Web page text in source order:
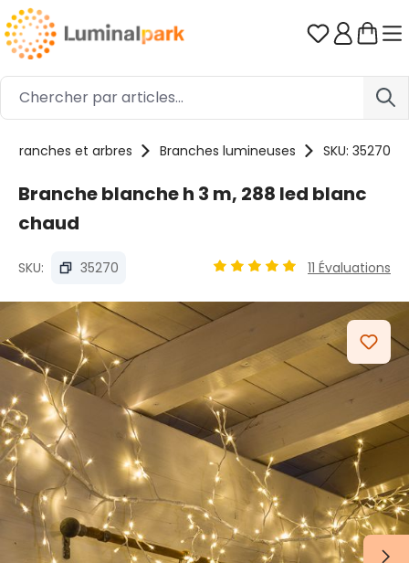
Passer au contenu principal Vous avez
Branches et arbres Branches lumineuses SKU: 35270
Branche blanche h 3 m, 288 led blanc
chaud
SKU: 35270 11 Évaluations
Ignorer la galerie d'images